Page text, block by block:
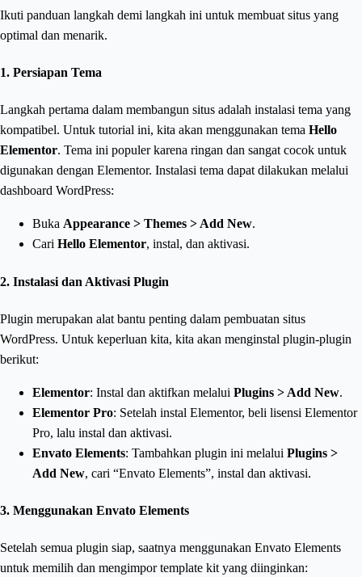
Ikuti panduan langkah demi langkah ini untuk membuat situs yang
optimal dan menarik.
1. Persiapan Tema
Langkah pertama dalam membangun situs adalah instalasi tema yang
kompatibel. Untuk tutorial ini, kita akan menggunakan tema Hello
Elementor. Tema ini populer karena ringan dan sangat cocok untuk
digunakan dengan Elementor. Instalasi tema dapat dilakukan melalui
dashboard WordPress:
Buka Appearance > Themes > Add New.
Cari Hello Elementor, instal, dan aktivasi.
2. Instalasi dan Aktivasi Plugin
Plugin merupakan alat bantu penting dalam pembuatan situs
WordPress. Untuk keperluan kita, kita akan menginstal plugin-plugin
berikut:
Elementor: Instal dan aktifkan melalui Plugins > Add New.
Elementor Pro: Setelah instal Elementor, beli lisensi Elementor
Pro, lalu instal dan aktivasi.
Envato Elements: Tambahkan plugin ini melalui Plugins >
Add New, cari “Envato Elements”, instal dan aktivasi.
3. Menggunakan Envato Elements
Setelah semua plugin siap, saatnya menggunakan Envato Elements
untuk memilih dan mengimpor template kit yang diinginkan: